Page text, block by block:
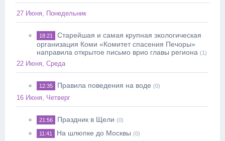
27 Июня, Понедельник
18:21
Старейшая и самая крупная экологическая
организация Коми «Комитет спасения Печоры»
направила открытое письмо врио главы региона (1)
22 Июня, Среда
12:35 Правила поведения на воде (0)
16 Июня, Четверг
21:56 Праздник в Щели (0)
11:41 На шлюпке до Москвы (0)